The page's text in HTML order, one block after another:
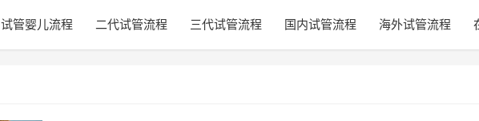
试管婴儿流程 二代试管流程 三代试管流程 国内试管流程 海外试管流程